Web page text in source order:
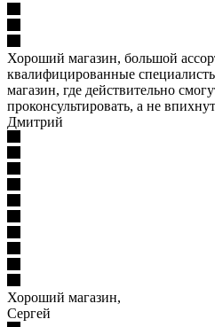
Хороший магазин, большой
квалифицированные
магазин, где действительно
проконсультировать, а не
Дмитрий
Хороший магазин,
Сергей